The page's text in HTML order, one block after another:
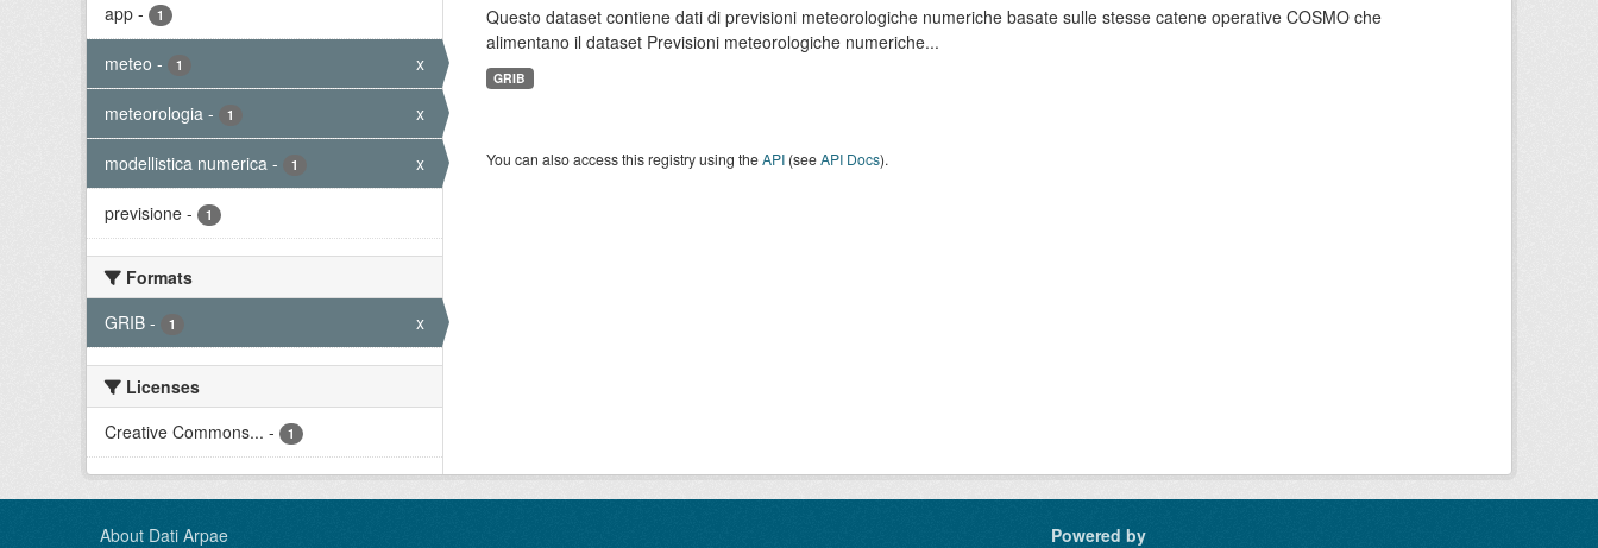
app - 1
meteo - 1 x
meteorologia - 1 x
modellistica numerica - 1 x
previsione - 1
Formats
GRIB - 1 x
Licenses
Creative Commons... - 1
Questo dataset contiene dati di previsioni meteorologiche numeriche basate sulle stesse catene operative COSMO che
alimentano il dataset Previsioni meteorologiche numeriche...
GRIB
You can also access this registry using theAPI(seeAPI Docs).
About Dati Arpae Powered by